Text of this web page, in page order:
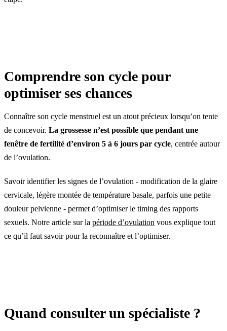
Comprendre son cycle pour
optimiser ses chances
Connaître son cycle menstruel est un atout précieux lorsqu’on tente
de concevoir. La grossesse n’est possible que pendant une
fenêtre de fertilité d’environ 5 à 6 jours par cycle, centrée autour
de l’ovulation.
Savoir identifier les signes de l’ovulation - modification de la glaire
cervicale, légère montée de température basale, parfois une petite
douleur pelvienne - permet d’optimiser le timing des rapports
sexuels. Notre article sur la période d’ovulation vous explique tout
ce qu’il faut savoir pour la reconnaître et l’optimiser.
Quand consulter un spécialiste ?